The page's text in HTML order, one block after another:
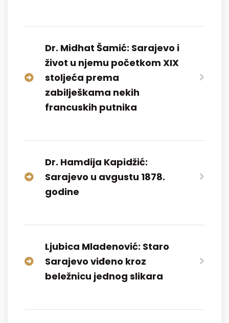
Dr. Midhat Šamić: Sarajevo i
život u njemu početkom XIX
stoljeća prema
zabilješkama nekih
francuskih putnika
Dr. Hamdija Kapidžić:
Sarajevo u avgustu 1878.
godine
Ljubica Mladenović: Staro
Sarajevo viđeno kroz
beležnicu jednog slikara